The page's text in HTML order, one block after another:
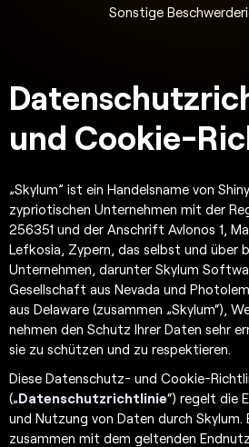
Sonstige
und Cookie-
„Skylum” ist ein Handelsname von
zypriotischen Unternehmen mit der
256351 und der Anschrift Avlonos 1,
Lefkosia, Zypern, das selbst und über
Unternehmen, darunter Skylum
Gesellschaft aus Nevada und
aus Delaware (zusammen „Skylum“),
nehmen den Schutz Ihrer Daten sehr
sie zu schützen und zu respektieren.
Diese Datenschutz- und Cookie-
(„Datenschutzrichtlinie“) regelt die
und Nutzung von Daten durch Skylum.
zusammen mit dem geltenden